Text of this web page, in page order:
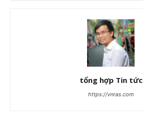
tổng hợp Tin tức
https://vnras.com